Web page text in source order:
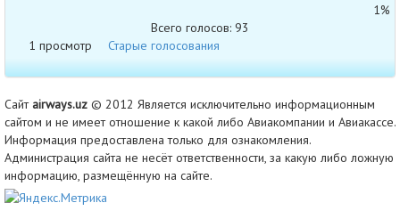
1%
Всего голосов: 93
1 просмотр
Старые голосования
Сайтairways.uz © 2012 Является исключительно информационным
сайтом и не имеет отношение к какой либо Авиакомпании и Авиакассе.
Информация предоставлена только для ознакомления.
Администрация сайта не несёт ответственности, за какую либо ложную
информацию, размещённую на сайте.